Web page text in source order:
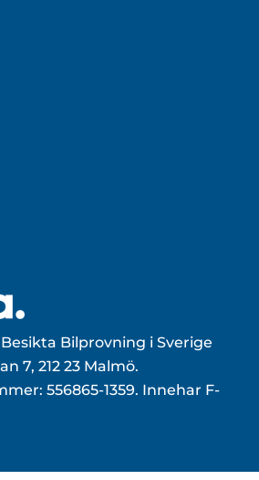
Bilprovning i Sverige
7, 212 23 Malmö.
556865-1359. Innehar F-